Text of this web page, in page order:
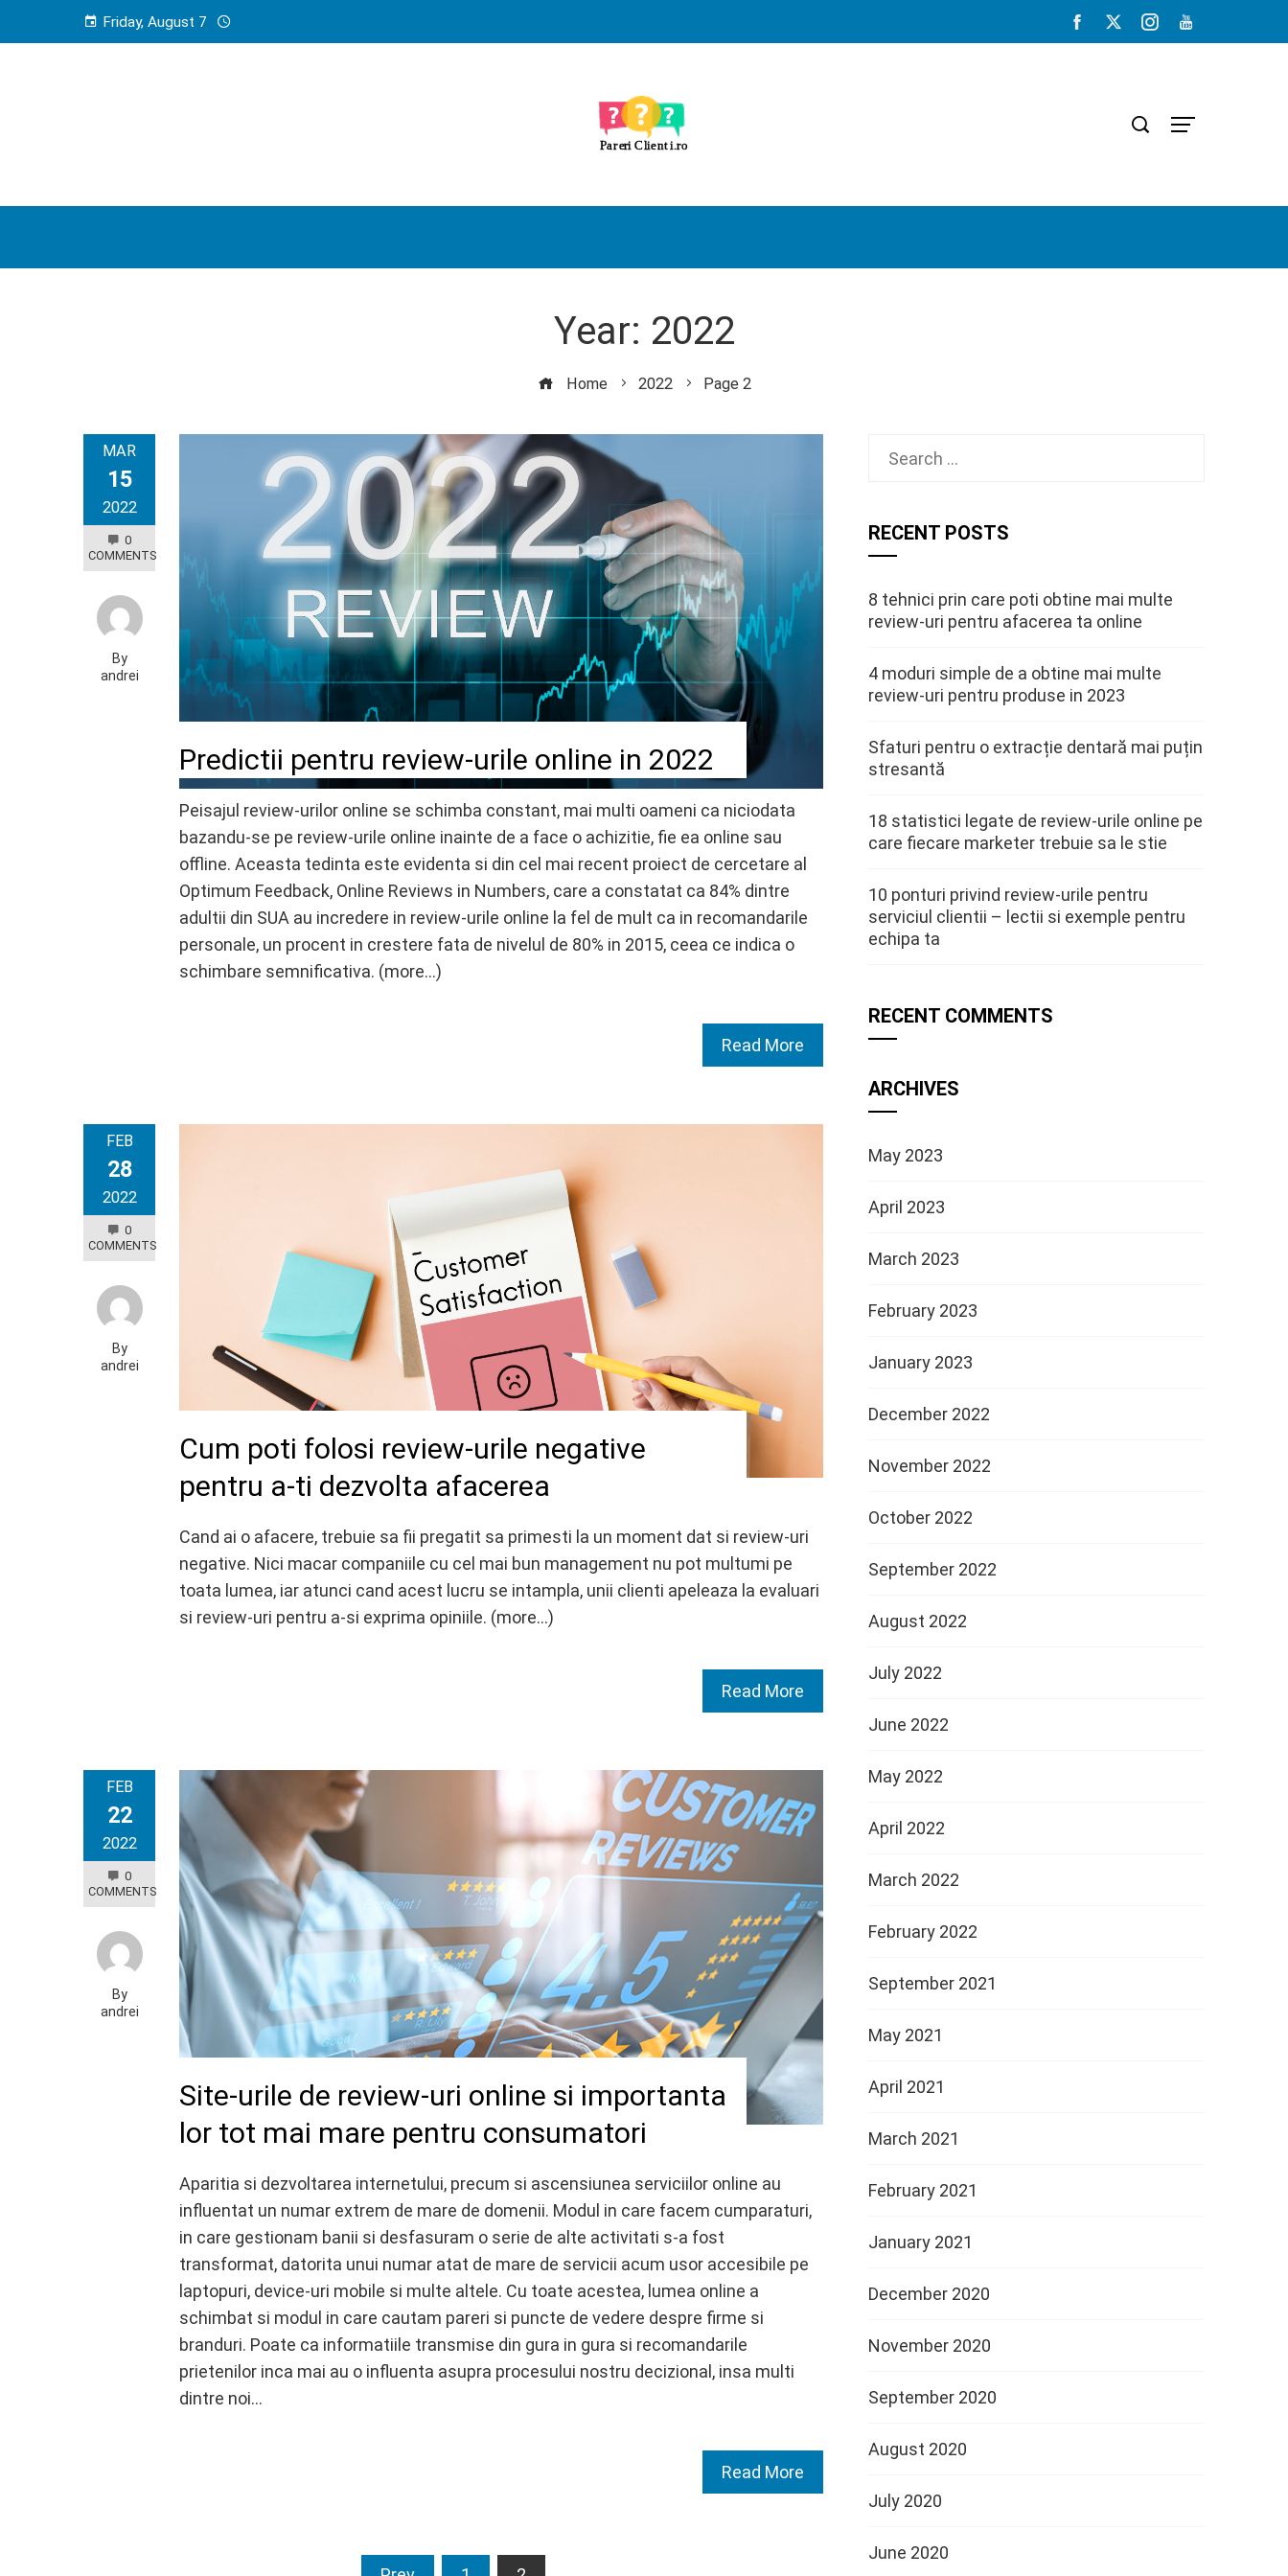
Friday, August 7
Year: 2022
Home 2022 Page 2
MAR
15
2022
0
COMMENTS
By
andrei
Predictii pentru review-urile online in 2022
Peisajul review-urilor online se schimba constant, mai multi oameni ca niciodata
bazandu-se pe review-urile online inainte de a face o achizitie, fie ea online sau
offline. Aceasta tedinta este evidenta si din cel mai recent proiect de cercetare al
Optimum Feedback, Online Reviews in Numbers, care a constatat ca 84% dintre
adultii din SUA au incredere in review-urile online la fel de mult ca in recomandarile
personale, un procent in crestere fata de nivelul de 80% in 2015, ceea ce indica o
schimbare semnificativa. (more…)
Read More
FEB
28
2022
0
COMMENTS
By
andrei
Cum poti folosi review-urile negative
pentru a-ti dezvolta afacerea
Cand ai o afacere, trebuie sa fii pregatit sa primesti la un moment dat si review-uri
negative. Nici macar companiile cu cel mai bun management nu pot multumi pe
toata lumea, iar atunci cand acest lucru se intampla, unii clienti apeleaza la evaluari
si review-uri pentru a-si exprima opiniile. (more…)
Read More
FEB
22
2022
0
COMMENTS
By
andrei
Site-urile de review-uri online si importanta
lor tot mai mare pentru consumatori
Aparitia si dezvoltarea internetului, precum si ascensiunea serviciilor online au
influentat un numar extrem de mare de domenii. Modul in care facem cumparaturi,
in care gestionam banii si desfasuram o serie de alte activitati s-a fost
transformat, datorita unui numar atat de mare de servicii acum usor accesibile pe
laptopuri, device-uri mobile si multe altele. Cu toate acestea, lumea online a
schimbat si modul in care cautam pareri si puncte de vedere despre firme si
branduri. Poate ca informatiile transmise din gura in gura si recomandarile
prietenilor inca mai au o influenta asupra procesului nostru decizional, insa multi
dintre noi…
Read More
RECENT POSTS
8 tehnici prin care poti obtine mai multe
review-uri pentru afacerea ta online
4 moduri simple de a obtine mai multe
review-uri pentru produse in 2023
Sfaturi pentru o extracție dentară mai puțin
stresantă
18 statistici legate de review-urile online pe
care fiecare marketer trebuie sa le stie
10 ponturi privind review-urile pentru
serviciul clientii – lectii si exemple pentru
echipa ta
RECENT COMMENTS
ARCHIVES
May 2023
April 2023
March 2023
February 2023
January 2023
December 2022
November 2022
October 2022
September 2022
August 2022
July 2022
June 2022
May 2022
April 2022
March 2022
February 2022
September 2021
May 2021
April 2021
March 2021
February 2021
January 2021
December 2020
November 2020
September 2020
August 2020
July 2020
June 2020